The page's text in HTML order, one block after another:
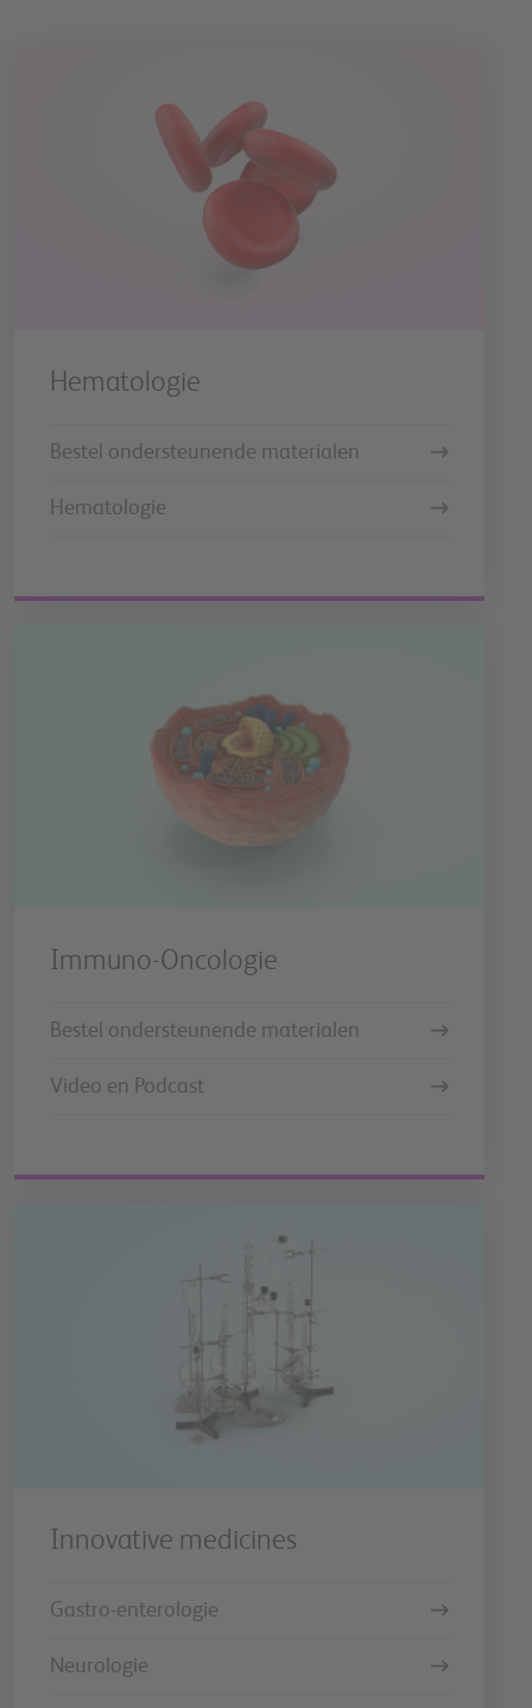
Hematologie
Bestel ondersteunende materialen
Hematologie
Immuno-Oncologie
Bestel ondersteunende materialen
Video en Podcast
Innovative medicines
Gastro-enterologie
Neurologie